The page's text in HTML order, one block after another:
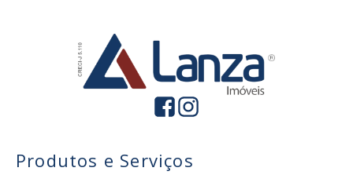
Produtos e Serviços